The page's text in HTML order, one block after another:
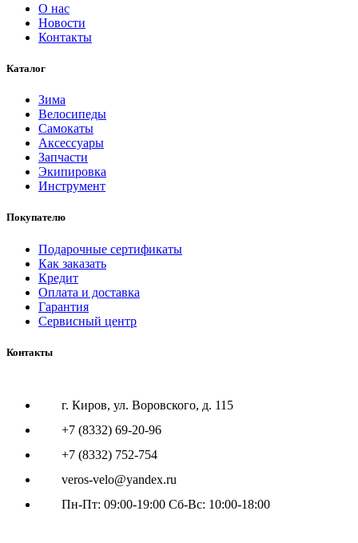
О нас
Новости
Контакты
Каталог
Зима
Велосипеды
Самокаты
Аксессуары
Запчасти
Экипировка
Инструмент
Покупателю
Подарочные сертификаты
Как заказать
Кредит
Оплата и доставка
Гарантия
Сервисный центр
Контакты
г. Киров, ул. Воровского, д. 115
+7 (8332) 69-20-96
+7 (8332) 752-754
veros-velo@yandex.ru
Пн-Пт: 09:00-19:00 Сб-Вс: 10:00-18:00